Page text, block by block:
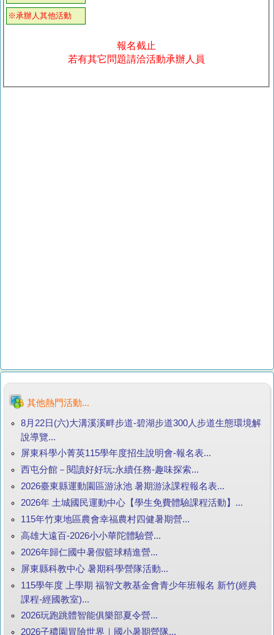
※承辦人其他活動
報名截止
若有其它問題請洽活動承辦人員
其他熱門活動...
8月22日(六)大溝溪溪畔步道-碧湖步道300人步道生態環境解
說導覽...
屏東科學小菁英115學年度招生說明會-報名表...
西屯分館－閱讀好好玩:永續任務-趣味探索...
2026臺東縣運動園區游泳池 暑期游泳課程報名表...
2026年 土城國民運動中心【學生免費體驗課程活動】...
115年竹東地區農會幸福農村四健暑期營...
高雄大遠百-2026小小華陀體驗營...
2026年歸仁國中暑假籃球精進營...
屏東縣科教中心 暑期科學營隊活動...
115學年度 上學期 福智文教基金會青少年班報名 新竹(經典
課程-經國教室)...
2026玩跑跳體智能俱樂部夏令營...
2026子穠園冒險世界｜國小暑期營隊...